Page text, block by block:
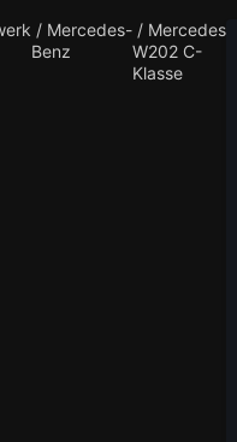
/ Mercedes-
Benz
/ Mercedes
W202 C-
Klasse